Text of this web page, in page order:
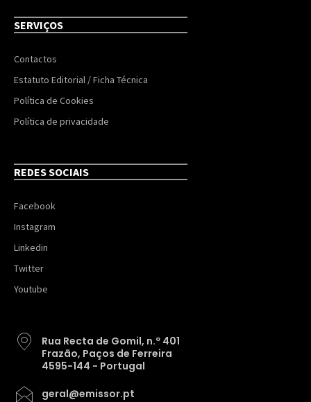
SERVIÇOS
Contactos
Estatuto Editorial / Ficha Técnica
Política de Cookies
Política de privacidade
REDES SOCIAIS
Facebook
Instagram
Linkedin
Twitter
Youtube
Rua Recta de Gomil, n.º 401
Frazão, Paços de Ferreira
4595-144 - Portugal
geral@emissor.pt